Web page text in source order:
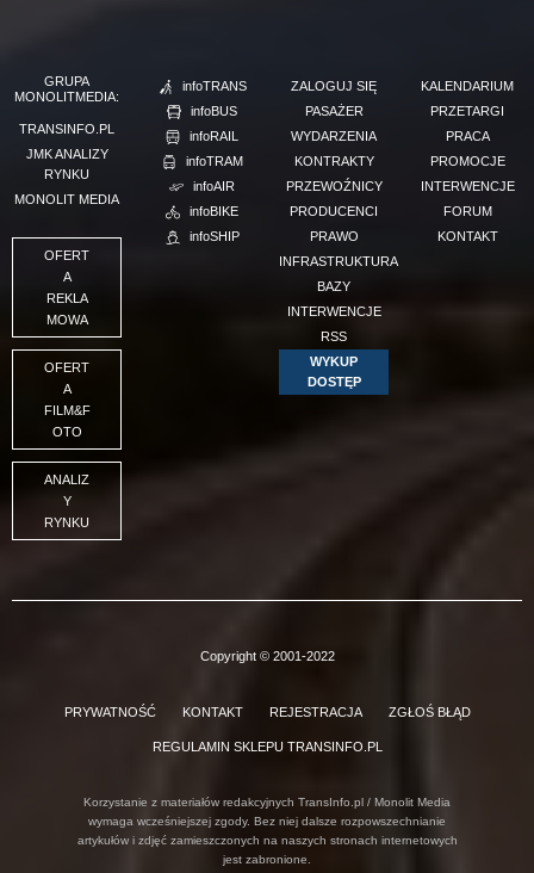
GRUPA
MONOLITMEDIA:
TRANSINFO.PL
JMK ANALIZY
RYNKU
MONOLIT MEDIA
OFERT
A
REKLA
MOWA
OFERT
A
FILM&F
OTO
ANALIZ
Y
RYNKU
infoTRANS
infoBUS
infoRAIL
infoTRAM
infoAIR
infoBIKE
infoSHIP
ZALOGUJ SIĘ
PASAŻER
WYDARZENIA
KONTRAKTY
PRZEWOŹNICY
PRODUCENCI
PRAWO
INFRASTRUKTURA
BAZY
INTERWENCJE
RSS
WYKUP
DOSTĘP
KALENDARIUM
PRZETARGI
PRACA
PROMOCJE
INTERWENCJE
FORUM
KONTAKT
Copyright © 2001-2022
PRYWATNOŚĆ KONTAKT REJESTRACJA ZGŁOŚ BŁĄD
REGULAMIN SKLEPU TRANSINFO.PL
Korzystanie z materiałów redakcyjnych TransInfo.pl / Monolit Media
wymaga wcześniejszej zgody. Bez niej dalsze rozpowszechnianie
artykułów i zdjęć zamieszczonych na naszych stronach internetowych
jest zabronione.